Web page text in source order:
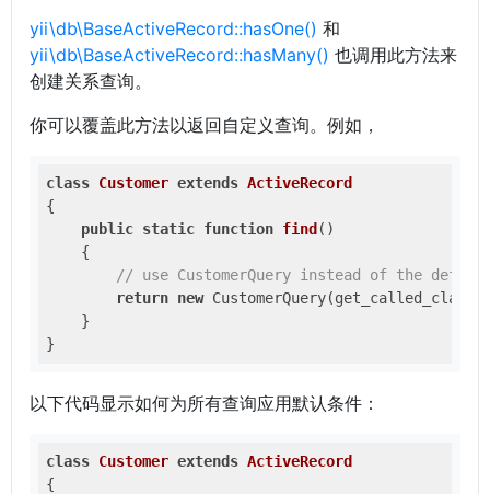
yii\db\BaseActiveRecord::hasOne() 和
yii\db\BaseActiveRecord::hasMany() 也调用此方法来
创建关系查询。
你可以覆盖此方法以返回自定义查询。例如，
class Customer extends ActiveRecord
{
public static function find ()
{
// use CustomerQuery instead of the
return new
    }
以下代码显示如何为所有查询应用默认条件：
class Customer extends ActiveRecord
{